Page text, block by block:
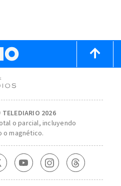
TELEDIARIO 2026
o parcial, incluyendo
o magnético.